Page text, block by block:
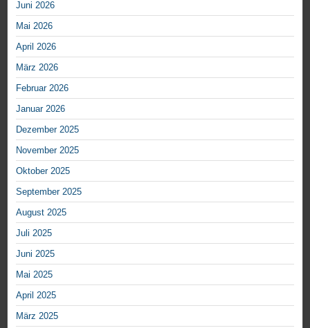
Juni 2026
Mai 2026
April 2026
März 2026
Februar 2026
Januar 2026
Dezember 2025
November 2025
Oktober 2025
September 2025
August 2025
Juli 2025
Juni 2025
Mai 2025
April 2025
März 2025